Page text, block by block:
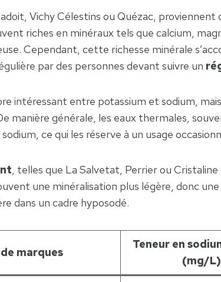
Vichy Célestins ou Quézac,
riches en minéraux tels que calcium,
Cependant, cette richesse minérale
par des personnes devant suivre un
intéressant entre potassium et sodium,
manière générale, les eaux thermales,
ce qui les réserve à un usage
, telles que La Salvetat, Perrier ou
une minéralisation plus légère, donc
dans un cadre hyposodé.
marques
Teneur en
(mg/L)